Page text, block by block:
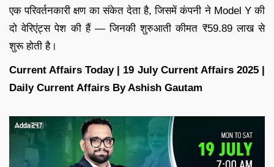
एक परिवर्तनकारी क्षण का संकेत देता है, जिसमें कंपनी ने Model Y की
दो वेरिएंट्स पेश की हैं — जिनकी शुरुआती कीमत ₹59.89 लाख से
शुरू होती है।
Current Affairs Today | 19 July Current Affairs 2025 |
Daily Current Affairs By Ashish Gautam